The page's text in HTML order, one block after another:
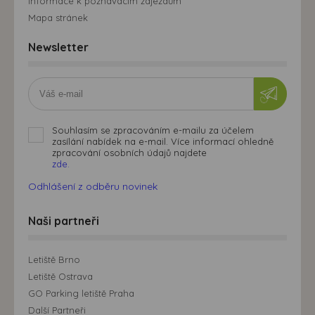
Mapa stránek
Newsletter
Souhlasím se zpracováním e-mailu za účelem
zasílání nabídek na e-mail. Více informací ohledně
zpracování osobních údajů najdete
zde.
Odhlášení z odběru novinek
Naši partneři
Letiště Brno
Letiště Ostrava
GO Parking letiště Praha
Další Partneři